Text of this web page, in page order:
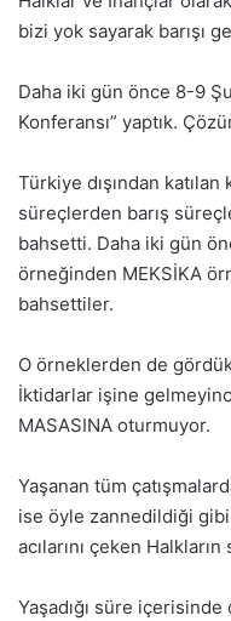
bizi yok sayarak barışı
Daha iki gün önce 8-9
Konferansı” yaptık.
Türkiye dışından katılan
süreçlerden barış
bahsetti. Daha iki gün
örneğinden MEKSİKA
bahsettiler.
O örneklerden de
İktidarlar işine
MASASINA oturmuyor.
Yaşanan tüm
ise öyle zannedildiği
acılarını çeken Halkların
Yaşadığı süre içerisinde